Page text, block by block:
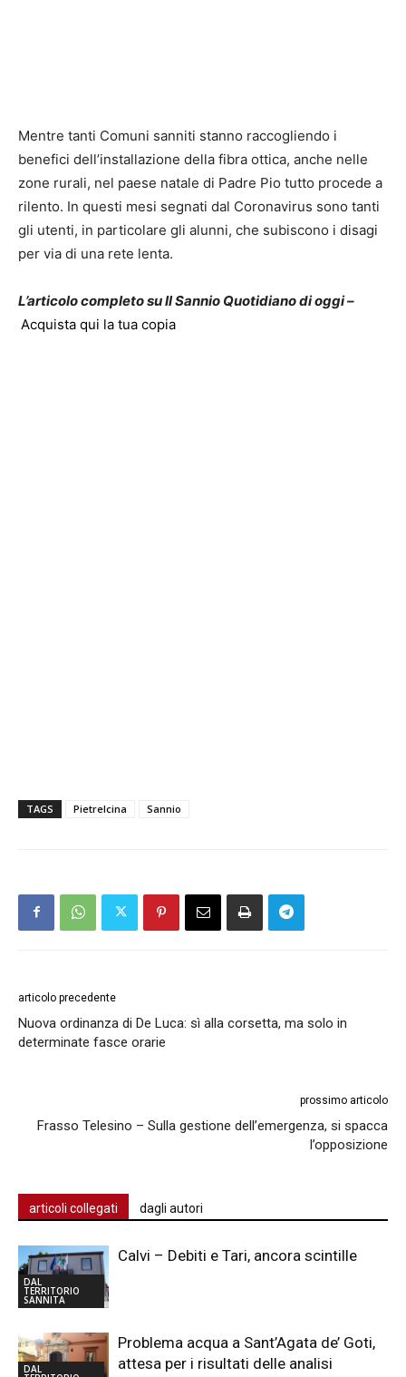
Mentre tanti Comuni sanniti stanno raccogliendo i
benefici dell’installazione della fibra ottica, anche nelle
zone rurali, nel paese natale di Padre Pio tutto procede a
rilento. In questi mesi segnati dal Coronavirus sono tanti
gli utenti, in particolare gli alunni, che subiscono i disagi
per via di una rete lenta.
L’articolo completo su Il Sannio Quotidiano di oggi –
Acquista qui la tua copia
TAGS Pietrelcina Sannio
articolo precedente
Nuova ordinanza di De Luca: sì alla corsetta, ma solo in
determinate fasce orarie
prossimo articolo
Frasso Telesino – Sulla gestione dell’emergenza, si spacca
l’opposizione
articoli collegati dagli autori
DAL
TERRITORIO
SANNITA
Calvi – Debiti e Tari, ancora scintille
DAL
Problema acqua a Sant’Agata de’ Goti,
attesa per i risultati delle analisi